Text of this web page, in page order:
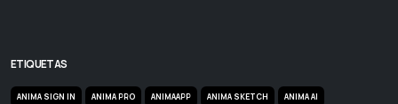
ETIQUETAS
ANIMA SIGN IN ANIMA PRO ANIMAAPP ANIMA SKETCH ANIMA AI